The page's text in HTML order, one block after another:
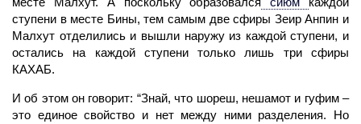
ступени в месте Бины, тем самым две сфиры Зеир Анпин и
Малхут отделились и вышли наружу из каждой ступени, и
остались на каждой ступени только лишь три сфиры
КАХАБ.
И об этом он говорит: “Знай, что шореш, нешамот и гуфим –
это единое свойство и нет между ними разделения. Но